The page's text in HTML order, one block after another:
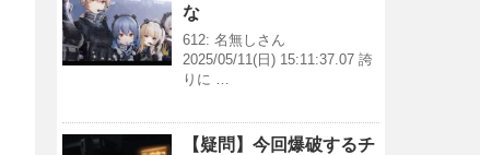
な
612: 名無しさん
2025/05/11(日) 15:11:37.07 誇
りに …
【疑問】今回爆破するチ